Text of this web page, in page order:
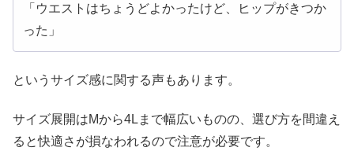
「ウエストはちょうどよかったけど、ヒップがきつか
った」
というサイズ感に関する声もあります。
サイズ展開はMから4Lまで幅広いものの、選び方を間違え
ると快適さが損なわれるので注意が必要です。